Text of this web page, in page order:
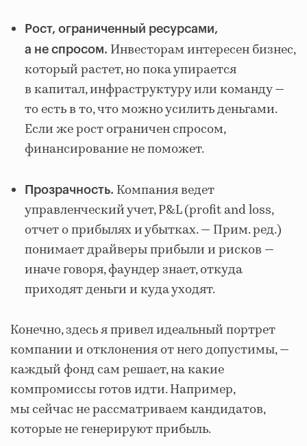
Рост, ограниченный ресурсами,
а не спросом. Инвесторам интересен бизнес,
который растет, но пока упирается
в капитал, инфраструктуру или команду —
то есть в то, что можно усилить деньгами.
Если же рост ограничен спросом,
финансирование не поможет.
Прозрачность. Компания ведет
управленческий учет, P&L (profit and loss,
отчет о прибылях и убытках. — Прим. ред.)
понимает драйверы прибыли и рисков —
иначе говоря, фаундер знает, откуда
приходят деньги и куда уходят.
Конечно, здесь я привел идеальный портрет
компании и отклонения от него допустимы, —
каждый фонд сам решает, на какие
компромиссы готов идти. Например,
мы сейчас не рассматриваем кандидатов,
которые не генерируют прибыль.